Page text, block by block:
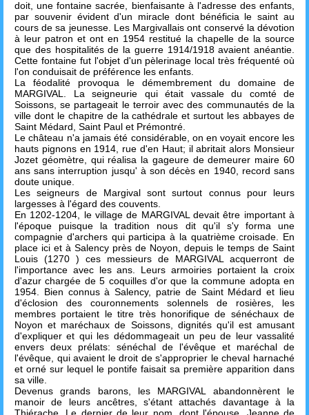
doit, une fontaine sacrée, bienfaisante à l'adresse des enfants,
par souvenir évident d'un miracle dont bénéficia le saint au
cours de sa jeunesse. Les Margivallais ont conservé la dévotion
à leur patron et ont en 1954 restitué la chapelle de la source
que des hospitalités de la guerre 1914/1918 avaient anéantie.
Cette fontaine fut l'objet d'un pèlerinage local très fréquenté où
l'on conduisait de préférence les enfants.
La féodalité provoqua le démembrement du domaine de
MARGIVAL. La seigneurie qui était vassale du comté de
Soissons, se partageait le terroir avec des communautés de la
ville dont le chapitre de la cathédrale et surtout les abbayes de
Saint Médard, Saint Paul et Prémontré.
Le château n'a jamais été considérable, on en voyait encore les
hauts pignons en 1914, rue d'en Haut; il abritait alors Monsieur
Jozet géomètre, qui réalisa la gageure de demeurer maire 60
ans sans interruption jusqu' à son décès en 1940, record sans
doute unique.
Les seigneurs de Margival sont surtout connus pour leurs
largesses à l'égard des couvents.
En 1202-1204, le village de MARGIVAL devait être important à
l'époque puisque la tradition nous dit qu'il s'y forma une
compagnie d'archers qui participa à la quatrième croisade. En
place ici et à Salency près de Noyon, depuis le temps de Saint
Louis (1270 ) ces messieurs de MARGIVAL acquerront de
l'importance avec les ans. Leurs armoiries portaient la croix
d'azur chargée de 5 coquilles d'or que la commune adopta en
1954. Bien connus à Salency, patrie de Saint Médard et lieu
d'éclosion des couronnements solennels de rosières, les
membres portaient le titre très honorifique de sénéchaux de
Noyon et maréchaux de Soissons, dignités qu'il est amusant
d'expliquer et qui les dédommageait un peu de leur vassalité
envers deux prélats: sénéchal de l'évêque et maréchal de
l'évêque, qui avaient le droit de s'approprier le cheval harnaché
et orné sur lequel le pontife faisait sa première apparition dans
sa ville.
Devenus grands barons, les MARGIVAL abandonnèrent le
manoir de leurs ancêtres, s'étant attachés davantage à la